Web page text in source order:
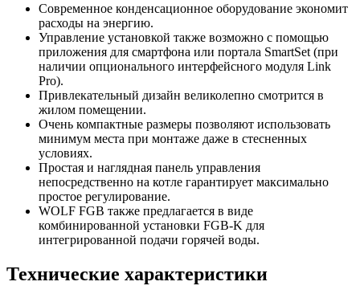
Современное конденсационное оборудование экономит
расходы на энергию.
Управление установкой также возможно с помощью
приложения для смартфона или портала SmartSet (при
наличии опционального интерфейсного модуля Link
Pro).
Привлекательный дизайн великолепно смотрится в
жилом помещении.
Очень компактные размеры позволяют использовать
минимум места при монтаже даже в стесненных
условиях.
Простая и наглядная панель управления
непосредственно на котле гарантирует максимально
простое регулирование.
WOLF FGB также предлагается в виде
комбинированной установки FGB-K для
интегрированной подачи горячей воды.
Технические характеристики